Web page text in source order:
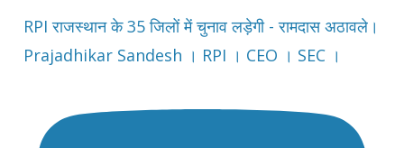
RPI राजस्थान के 35 जिलों में चुनाव लड़ेगी - रामदास अठावले।
Prajadhikar Sandesh । RPI । CEO । SEC ।